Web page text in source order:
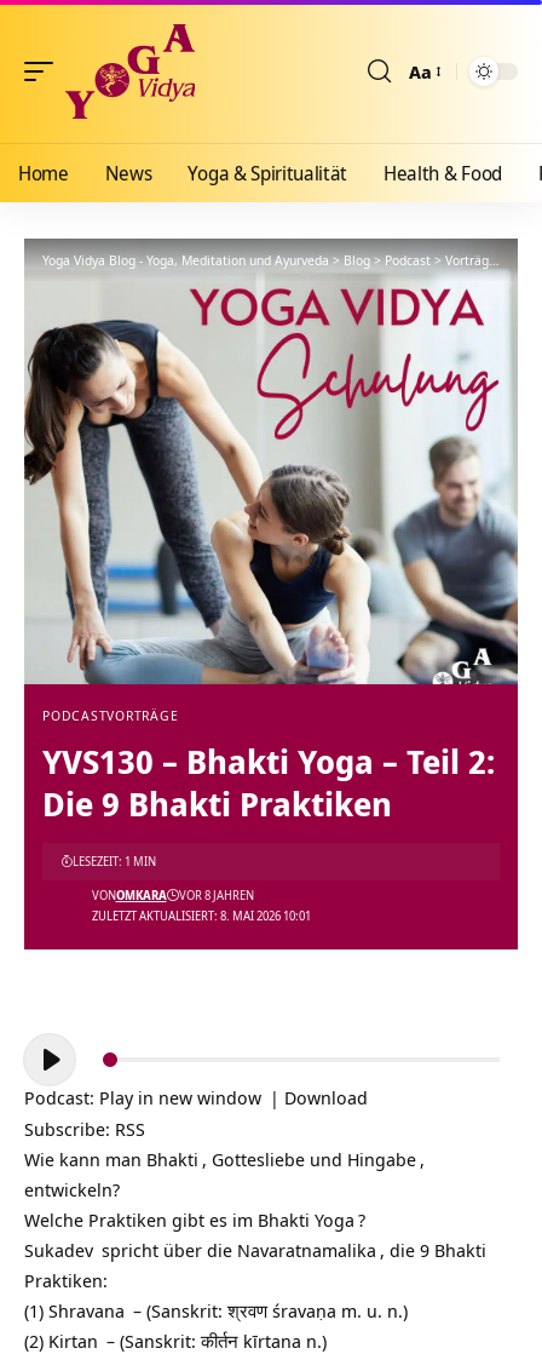
Aa
Home News Yoga & Spiritualität Health & Food
Yoga Vidya Blog - Yoga, Meditation und Ayurveda>Blog>Podcast>Vorträge >
PODCASTVORTRÄGE
YVS130 – Bhakti Yoga – Teil 2:
Die 9 Bhakti Praktiken
ZULETZT AKTUALISIERT: 8. MAI 2026 10:01
VONOMKARA VOR 8 JAHREN
LESEZEIT: 1 MIN
Audio-
Player
Podcast: Play in new window | Download
Subscribe: RSS
Wie kann man Bhakti , Gottesliebe und Hingabe ,
entwickeln?
Welche Praktiken gibt es im Bhakti Yoga ?
Sukadev spricht über die Navaratnamalika , die 9 Bhakti
Praktiken:
(1) Shravana – (Sanskrit: श्रवण śravaṇa m. u. n.)
(2) Kirtan – (Sanskrit: कीर्तन kīrtana n.)